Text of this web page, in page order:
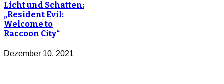
Licht und Schatten:
„Resident Evil:
Welcome to
Raccoon City“
Dezember 10, 2021